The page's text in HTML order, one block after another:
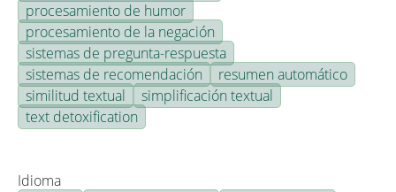
procesamiento de humor
procesamiento de la negación
sistemas de pregunta-respuesta
sistemas de recomendación
resumen automático
similitud textual
simplificación textual
text detoxification
Idioma